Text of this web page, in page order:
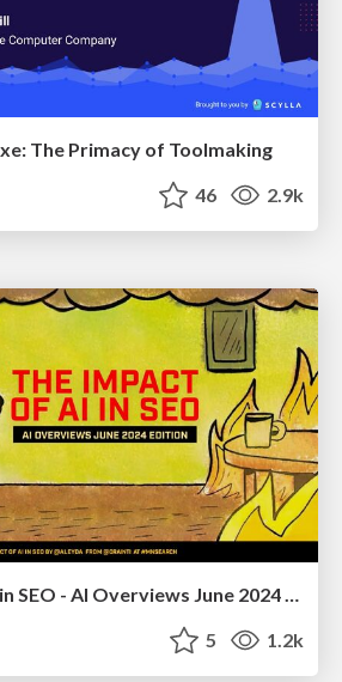
The Primacy of Toolmaking
46 2.9k
The Impact of AI in SEO - AI Overviews June 2024 Edition
5 1.2k